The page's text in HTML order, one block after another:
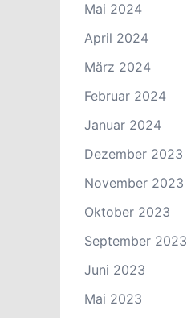
Mai 2024
April 2024
März 2024
Februar 2024
Januar 2024
Dezember 2023
November 2023
Oktober 2023
September 2023
Juni 2023
Mai 2023